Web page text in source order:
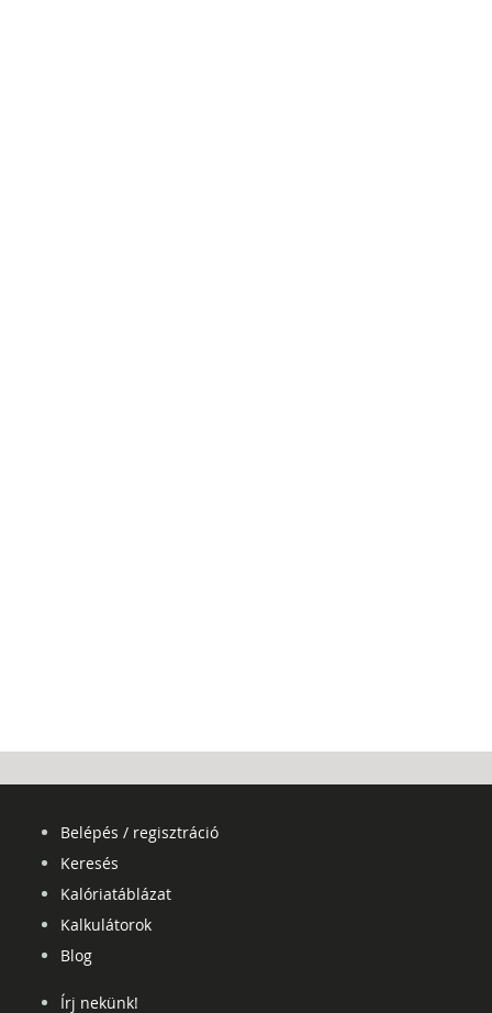
Belépés / regisztráció
Keresés
Kalóriatáblázat
Kalkulátorok
Blog
Írj nekünk!